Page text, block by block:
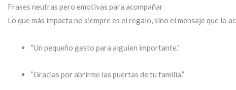
Frases neutras pero emotivas para acompañar
Lo que más impacta no siempre es el regalo, sino el mensaje que lo
“Un pequeño gesto para alguien importante.”
“Gracias por abrirme las puertas de tu familia.”